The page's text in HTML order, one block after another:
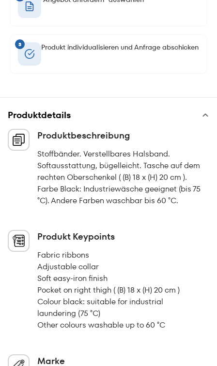
3 Produkt individualisieren und Anfrage abschicken
Produktdetails
Produktbeschreibung
Stoffbänder. Verstellbares Halsband.
Softausstattung, bügelleicht. Tasche auf dem
rechten Oberschenkel ( (B) 18 x (H) 20 cm ).
Farbe Black: Industriewäsche geeignet (bis 75
°C). Andere Farben waschbar bis 60 °C.
Produkt Keypoints
Fabric ribbons
Adjustable collar
Soft easy-iron finish
Pocket on right thigh ( (B) 18 x (H) 20 cm )
Colour black: suitable for industrial
laundering (75 °C)
Other colours washable up to 60 °C
Marke